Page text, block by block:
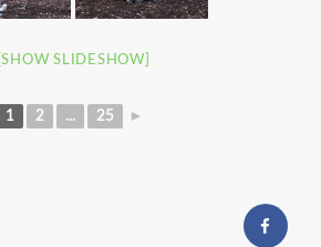
[SHOW SLIDESHOW]
1 2 ... 25 ►